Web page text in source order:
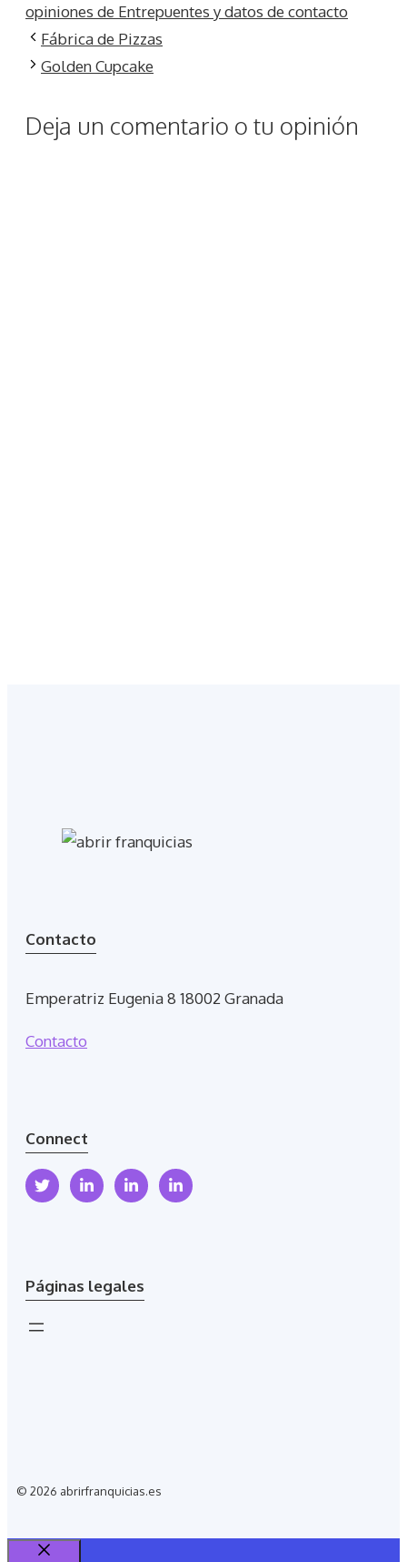
opiniones de Entrepuentes y datos de contacto
Fábrica de Pizzas
Golden Cupcake
Deja un comentario o tu opinión
Contacto
Emperatriz Eugenia 8 18002 Granada
Contacto
Connect
Páginas legales
© 2026 abrirfranquicias.es